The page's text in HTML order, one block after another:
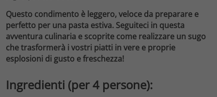
Questo condimento è leggero, veloce da preparare e
perfetto per una pasta estiva. Seguiteci in questa
avventura culinaria e scoprite come realizzare un sugo
che trasformerà i vostri piatti in vere e proprie
esplosioni di gusto e freschezza!
Ingredienti (per 4 persone):